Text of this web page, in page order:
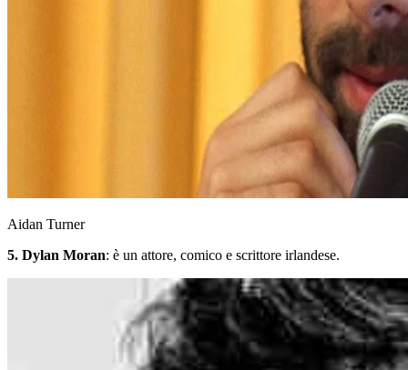
Aidan Turner
5. Dylan Moran: è un attore, comico e scrittore irlandese.